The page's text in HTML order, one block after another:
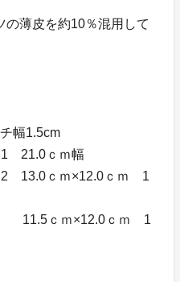
薄皮を約10％混用して
幅1.5cm
21.0ｃｍ幅
ｃｍ×12.0ｃｍ 1
ｃｍ 1